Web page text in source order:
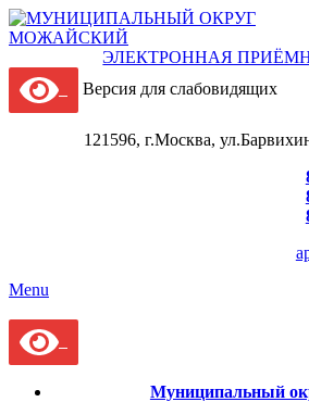
ЭЛЕКТРОННАЯ
Версия для слабовидящих
121596, г.Москва,
Menu
Муниципальный